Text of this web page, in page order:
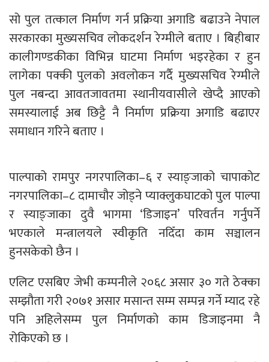
सो पुल तत्काल निर्माण गर्न प्रक्रिया अगाडि बढाउने नेपाल
सरकारका मुख्यसचिव लोकदर्शन रेग्मीले बताए । बिहीबार
कालीगण्डकीका विभिन्न घाटमा निर्माण भइरहेका र हुन
लागेका पक्की पुलको अवलोकन गर्दै मुख्यसचिव रेग्मीले
पुल नबन्दा आवतजावतमा स्थानीयवासीले खेप्दै आएको
समस्यालाई अब छिट्टै नै निर्माण प्रक्रिया अगाडि बढाएर
समाधान गरिने बताए ।
पाल्पाको रामपुर नगरपालिका–६ र स्याङ्जाको चापाकोट
नगरपालिका–८ दामाचौर जोड्ने प्याक्लुकघाटको पुल पाल्पा
र स्याङ्जाका दुवै भागमा ‘डिजाइन’ परिवर्तन गर्नुपर्ने
भएकाले मन्त्रालयले स्वीकृति नदिँदा काम सञ्चालन
हुनसकेको छैन ।
एलिट एसबिए जेभी कम्पनीले २०६८ असार ३० गते ठेक्का
सम्झौता गरी २०७१ असार मसान्त सम्म सम्पन्न गर्ने म्याद रहे
पनि अहिलेसम्म पुल निर्माणको काम डिजाइनमा नै
रोकिएको छ ।